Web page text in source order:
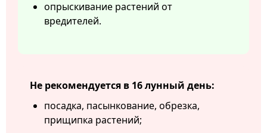
опрыскивание растений от
вредителей.
Не рекомендуется в 16 лунный день:
посадка, пасынкование, обрезка,
прищипка растений;